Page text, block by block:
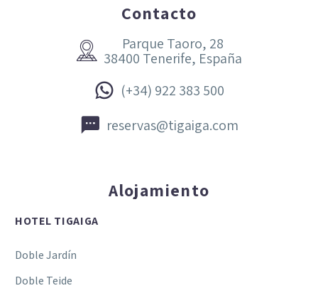
Contacto


Parque Taoro, 28
38400 Tenerife, España

 (+34) 922 383 500

 reservas@tigaiga.com
Alojamiento
HOTEL TIGAIGA
Doble Jardín
Doble Teide